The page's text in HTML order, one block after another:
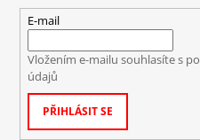
E-mail
Vložením e-mailu souhlasíte s
údajů
PŘIHLÁSIT SE